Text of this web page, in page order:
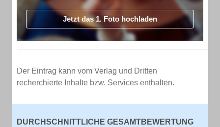
Jetzt das 1. Foto hochladen
Der Eintrag kann vom Verlag und Dritten
recherchierte Inhalte bzw. Services enthalten.
DURCHSCHNITTLICHE GESAMTBEWERTUNG